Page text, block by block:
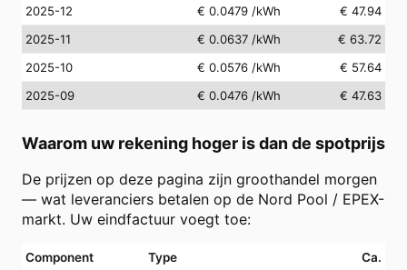
2025-12
€ 0.0479 /kWh
€ 47.94
2025-11
€ 0.0637 /kWh
€ 63.72
2025-10
€ 0.0576 /kWh
€ 57.64
2025-09
€ 0.0476 /kWh € 47.63
Waarom uw rekening hoger is dan de spotprijs
De prijzen op deze pagina zijn groothandel morgen
— wat leveranciers betalen op de Nord Pool / EPEX-
markt. Uw eindfactuur voegt toe:
Component Type Ca.